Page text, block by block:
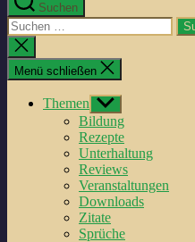
Suchen
Suche
nach:
Suche
schließen
Menü schließen
Themen Untermenü
anzeigen
Bildung
Rezepte
Unterhaltung
Reviews
Veranstaltungen
Downloads
Zitate
Sprüche